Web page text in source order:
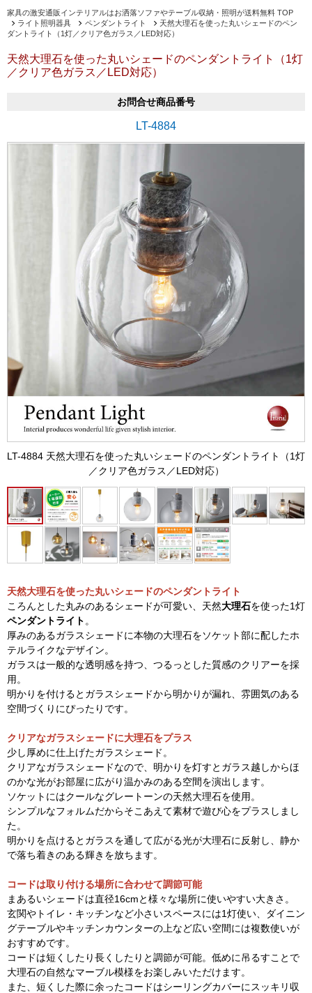
家具の激安通販インテリアルはお洒落ソファやテーブル収納・照明が送料無料 TOP
ライト照明器具
ペンダントライト
天然大理石を使った丸いシェードのペン
ダントライト（1灯／クリア色ガラス／LED対応）
天然大理石を使った丸いシェードのペンダントライト（1灯
／クリア色ガラス／LED対応）
お問合せ商品番号
LT-4884
LT-4884 天然大理石を使った丸いシェードのペンダントライト（1灯
／クリア色ガラス／LED対応）
天然大理石を使った丸いシェードのペンダントライト
ころんとした丸みのあるシェードが可愛い、天然大理石を使った1灯
ペンダントライト 。
厚みのあるガラスシェードに本物の大理石をソケット部に配したホ
テルライクなデザイン。
ガラスは一般的な透明感を持つ、つるっとした質感のクリアーを採
用。
明かりを付けるとガラスシェードから明かりが漏れ、雰囲気のある
空間づくりにぴったりです。
クリアなガラスシェードに大理石をプラス
少し厚めに仕上げたガラスシェード。
クリアなガラスシェードなので、明かりを灯すとガラス越しからほ
のかな光がお部屋に広がり温かみのある空間を演出します。
ソケットにはクールなグレートーンの天然大理石を使用。
シンプルなフォルムだからそこあえて素材で遊び心をプラスしまし
た。
明かりを点けるとガラスを通して広がる光が大理石に反射し、静か
で落ち着きのある輝きを放ちます。
コードは取り付ける場所に合わせて調節可能
まあるいシェードは直径16cmと様々な場所に使いやすい大きさ。
玄関やトイレ・キッチンなど小さいスペースには1灯使い、ダイニン
グテーブルやキッチンカウンターの上など広い空間には複数使いが
おすすめです。
コードは短くしたり長くしたりと調節が可能。低めに吊るすことで
大理石の自然なマーブル模様をお楽しみいただけます。
また、短くした際に余ったコードはシーリングカバーにスッキリ収